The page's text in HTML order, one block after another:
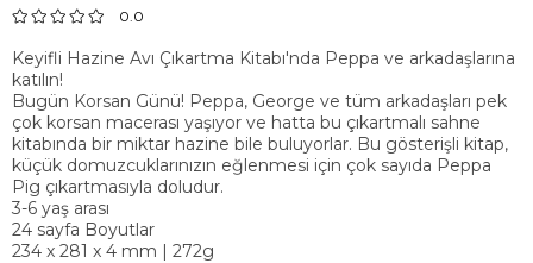
0.0
Keyifli Hazine Avı Çıkartma Kitabı'nda Peppa ve arkadaşlarına
katılın!
Bugün Korsan Günü! Peppa, George ve tüm arkadaşları pek
çok korsan macerası yaşıyor ve hatta bu çıkartmalı sahne
kitabında bir miktar hazine bile buluyorlar. Bu gösterişli kitap,
küçük domuzcuklarınızın eğlenmesi için çok sayıda Peppa
Pig çıkartmasıyla doludur.
3-6 yaş arası
24 sayfa Boyutlar
234 x 281 x 4 mm | 272g